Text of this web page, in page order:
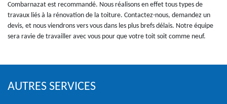
Combarnazat est recommandé. Nous réalisons en effet tous types de
travaux liés à la rénovation de la toiture. Contactez-nous, demandez un
devis, et nous viendrons vers vous dans les plus brefs délais. Notre équipe
sera ravie de travailler avec vous pour que votre toit soit comme neuf.
AUTRES SERVICES